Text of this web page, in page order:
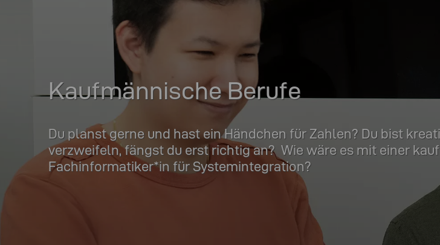
Kaufmännische Berufe
Du planst gerne und hast ein Händchen für Zahlen? Du bist
verzweifeln, fängst du erst richtig an? Wie wäre es mit einer
Fachinformatiker*in für Systemintegration?